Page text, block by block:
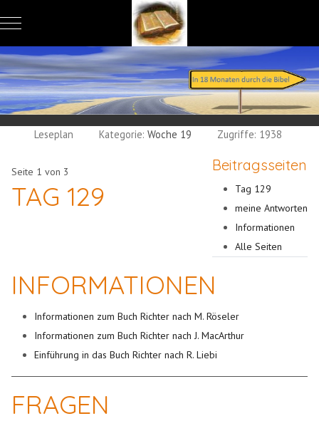
Mobile Menu Toggle
Leseplan Kategorie:Woche 19 Zugriffe: 1938
Beitragsseiten
Tag 129
meine Antworten
Informationen
Alle Seiten
Seite 1 von 3
TAG 129
INFORMATIONEN
Informationen zum Buch Richter nach M. Röseler
Informationen zum Buch Richter nach J. MacArthur
Einführung in das Buch Richter nach R. Liebi
FRAGEN